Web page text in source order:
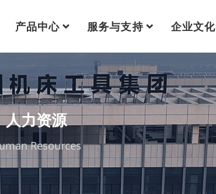
产品中心 服务与支持 企业文化
人力资源
Resources